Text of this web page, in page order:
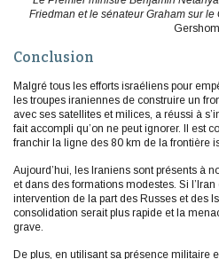
Friedman et le sénateur Graham sur le
Conclusion
Malgré tous les efforts israéliens pour
les troupes iraniennes de construire un
avec ses satellites et milices, a réussi à
fait accompli qu’on ne peut ignorer. Il est
franchir la ligne des 80 km de la frontière
Aujourd’hui, les Iraniens sont présents à
et dans des formations modestes. Si
intervention de la part des Russes et des
consolidation serait plus rapide et la
grave.
De plus, en utilisant sa présence militaire